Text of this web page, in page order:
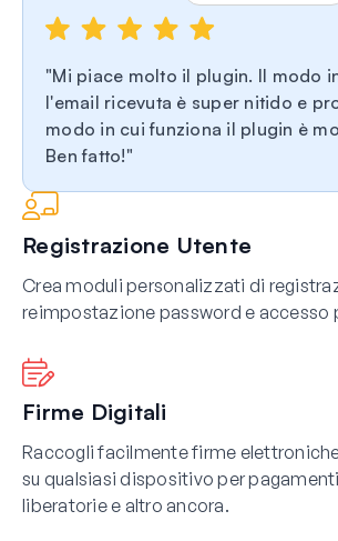
Mi piace molto il plugin. Il modo
l'email ricevuta è super nitido e
modo in cui funziona il plugin è
Ben fatto!
Registrazione Utente
Crea moduli personalizzati di
reimpostazione password e accesso
Firme Digitali
Raccogli facilmente firme
su qualsiasi dispositivo per
liberatorie e altro ancora.